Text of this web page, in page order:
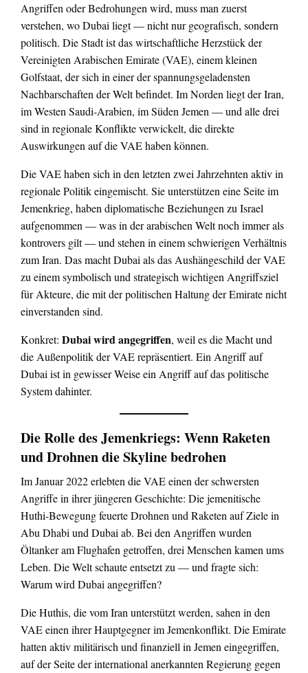
Angriffen oder Bedrohungen wird, muss man zuerst
verstehen, wo Dubai liegt — nicht nur geografisch, sondern
politisch. Die Stadt ist das wirtschaftliche Herzstück der
Vereinigten Arabischen Emirate (VAE), einem kleinen
Golfstaat, der sich in einer der spannungsgeladensten
Nachbarschaften der Welt befindet. Im Norden liegt der Iran,
im Westen Saudi-Arabien, im Süden Jemen — und alle drei
sind in regionale Konflikte verwickelt, die direkte
Auswirkungen auf die VAE haben können.
Die VAE haben sich in den letzten zwei Jahrzehnten aktiv in
regionale Politik eingemischt. Sie unterstützen eine Seite im
Jemenkrieg, haben diplomatische Beziehungen zu Israel
aufgenommen — was in der arabischen Welt noch immer als
kontrovers gilt — und stehen in einem schwierigen Verhältnis
zum Iran. Das macht Dubai als das Aushängeschild der VAE
zu einem symbolisch und strategisch wichtigen Angriffsziel
für Akteure, die mit der politischen Haltung der Emirate nicht
einverstanden sind.
Konkret: Dubai wird angegriffen, weil es die Macht und
die Außenpolitik der VAE repräsentiert. Ein Angriff auf
Dubai ist in gewisser Weise ein Angriff auf das politische
System dahinter.
Die Rolle des Jemenkriegs: Wenn Raketen
und Drohnen die Skyline bedrohen
Im Januar 2022 erlebten die VAE einen der schwersten
Angriffe in ihrer jüngeren Geschichte: Die jemenitische
Huthi-Bewegung feuerte Drohnen und Raketen auf Ziele in
Abu Dhabi und Dubai ab. Bei den Angriffen wurden
Öltanker am Flughafen getroffen, drei Menschen kamen ums
Leben. Die Welt schaute entsetzt zu — und fragte sich:
Warum wird Dubai angegriffen?
Die Huthis, die vom Iran unterstützt werden, sahen in den
VAE einen ihrer Hauptgegner im Jemenkonflikt. Die Emirate
hatten aktiv militärisch und finanziell in Jemen eingegriffen,
auf der Seite der international anerkannten Regierung gegen